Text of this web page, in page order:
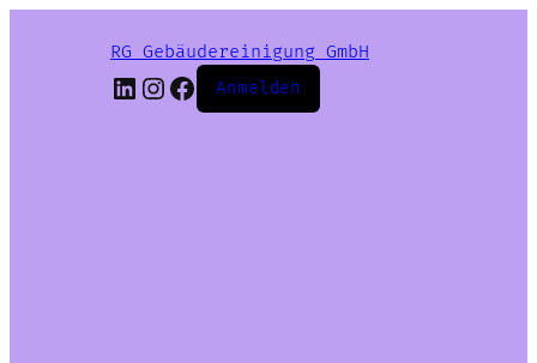
RG Gebäudereinigung GmbH
LinkedIn
Instagram
Facebook
Anmelden